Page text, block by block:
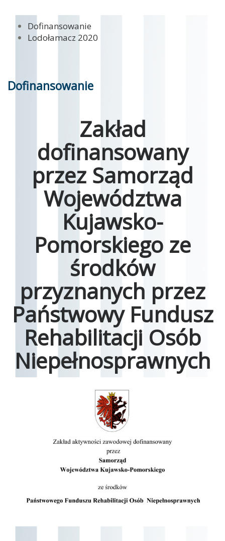
Dofinansowanie
Lodołamacz 2020
Dofinansowanie
Zakład
dofinansowany
przez Samorząd
Województwa
Kujawsko-
Pomorskiego ze
środków
przyznanych przez
Państwowy Fundusz
Rehabilitacji Osób
Niepełnosprawnych